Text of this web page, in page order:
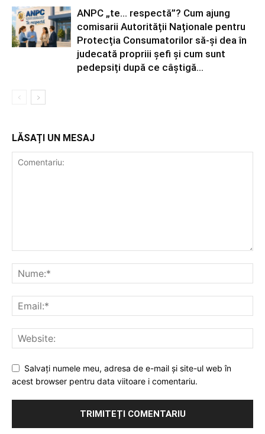
ANPC „te… respectă”? Cum ajung
comisarii Autorității Naționale pentru
Protecția Consumatorilor să-și dea în
judecată propriii șefi și cum sunt
pedepsiți după ce câștigă...
LĂSAȚI UN MESAJ
Salvați numele meu, adresa de e-mail și site-ul web în
acest browser pentru data viitoare i comentariu.